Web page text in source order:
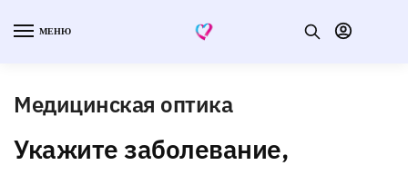
МЕНЮ
Медицинская оптика
Укажите заболевание,